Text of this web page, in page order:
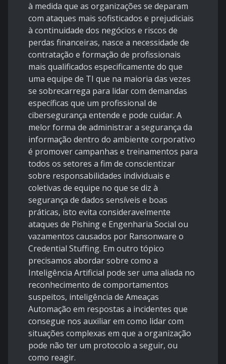
à medida que as organizações se deparam
com ataques mais sofisticados e prejudiciais
à continuidade dos negócios e riscos de
perdas financeiras, nasce a necessidade de
contratação e formação de profissionais
mais qualificados especificamente do que
uma equipe de TI que na maioria das vezes
se sobrecarrega para lidar com demandas
específicas que um profissional de
cibersegurança entende e pode cuidar. A
melor forma de administrar a segurança da
informação dentro do ambiente corporativo
é promover campanhas e treinamentos para
todos os setores a fim de conscientizar
sobre responsabilidades individuais e
coletivas de equipe no que se diz à
segurança de dados sensíveis e boas
práticas, isto evita consideravelmente
ataques de Pishing e Engenharia Social ou
vazamentos causados por Ransonware o
Credential Stuffing. Em outro tópico
precisamos abordar sobre como a
Inteligência Artificial pode ser uma aliada no
reconhecimento de comportamentos
suspeitos, inteligência de Ameaças
Automação em respostas a incidentes que
consegue nos auxiliar em como lidar com
situações complexas em que a organização
pode não ter um protocolo a seguir, ou
como reagir.